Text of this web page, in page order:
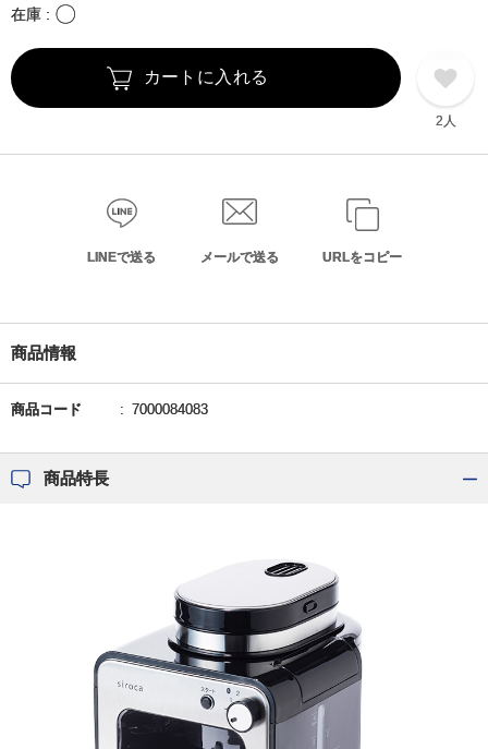
在庫 〇
カートに入れる
2人
LINEで送る メールで送る URLをコピー
商品情報
商品コード 7000084083
商品特長